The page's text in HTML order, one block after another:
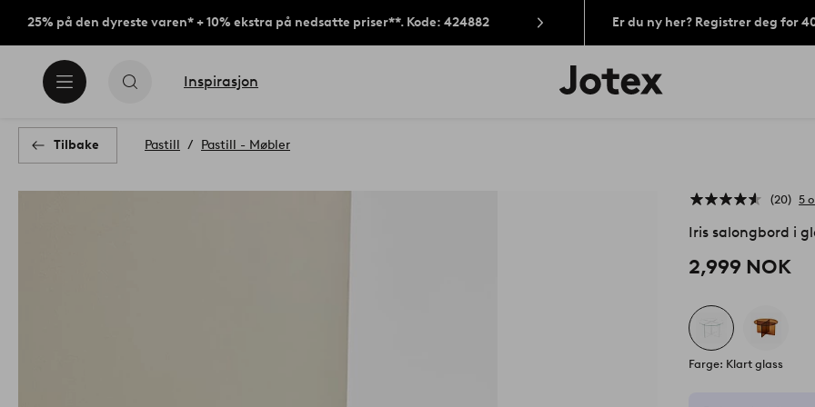
25% på den dyreste varen* + 10% ekstra på nedsatte priser**. Kode: 424882 Er du ny her? Registrer deg for
Inspirasjon
Jotex’
logo
Tilbake Pastill Pastill - Møbler
20 5
Iris salongbord i
2,999 NOK
Farge: Klart glass